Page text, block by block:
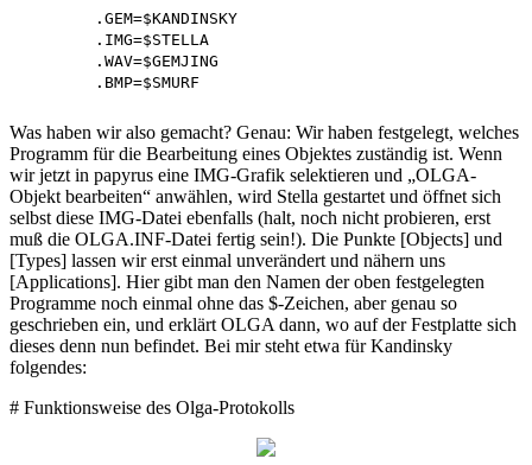
Was haben wir also gemacht? Genau: Wir haben festgelegt, welches
Programm für die Bearbeitung eines Objektes zuständig ist. Wenn
wir jetzt in papyrus eine IMG-Grafik selektieren und „OLGA-
Objekt bearbeiten“ anwählen, wird Stella gestartet und öffnet sich
selbst diese IMG-Datei ebenfalls (halt, noch nicht probieren, erst
muß die OLGA.INF-Datei fertig sein!). Die Punkte [Objects] und
[Types] lassen wir erst einmal unverändert und nähern uns
[Applications]. Hier gibt man den Namen der oben festgelegten
Programme noch einmal ohne das $-Zeichen, aber genau so
geschrieben ein, und erklärt OLGA dann, wo auf der Festplatte sich
dieses denn nun befindet. Bei mir steht etwa für Kandinsky
folgendes:
# Funktionsweise des Olga-Protokolls